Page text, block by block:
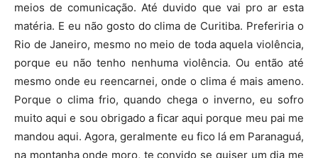
meios de comunicação. Até duvido que vai pro ar esta
matéria. E eu não gosto do clima de Curitiba. Preferiria o
Rio de Janeiro, mesmo no meio de toda aquela violência,
porque eu não tenho nenhuma violência. Ou então até
mesmo onde eu reencarnei, onde o clima é mais ameno.
Porque o clima frio, quando chega o inverno, eu sofro
muito aqui e sou obrigado a ficar aqui porque meu pai me
mandou aqui. Agora, geralmente eu fico lá em Paranaguá,
na montanha onde moro, te convido se quiser um dia me